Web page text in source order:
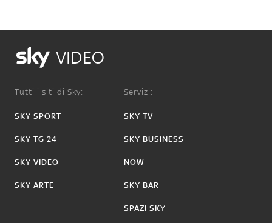
VIDEO
Tutti i siti di Sky:
SKY SPORT
SKY TG 24
SKY VIDEO
SKY ARTE
Servizi:
SKY TV
SKY BUSINESS
NOW
SKY BAR
SPAZI SKY